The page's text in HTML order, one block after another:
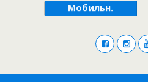
Мобильн.